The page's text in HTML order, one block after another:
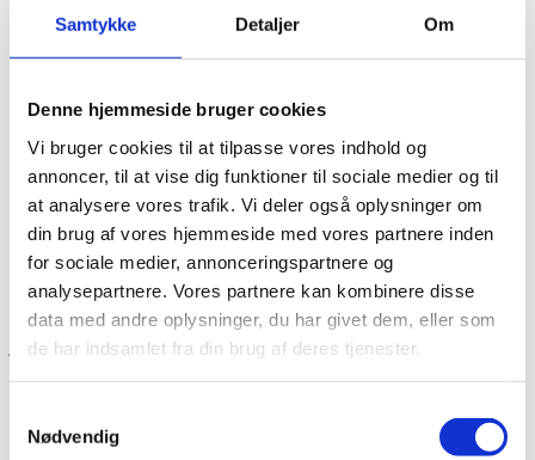
Samtykke Detaljer Om
Denne hjemmeside bruger cookies
Vi bruger cookies til at tilpasse vores indhold og
annoncer, til at vise dig funktioner til sociale medier og til
at analysere vores trafik. Vi deler også oplysninger om
din brug af vores hjemmeside med vores partnere inden
for sociale medier, annonceringspartnere og
analysepartnere. Vores partnere kan kombinere disse
data med andre oplysninger, du har givet dem, eller som
de har indsamlet fra din brug af deres tjenester.
Nødvendig
SPAR OP TIL 70%
SE ALLE SALE TILBUD
officielle SALE kampagne er 27. dec. – 24. jan. Tilbuddene gælder i
den angivne periode, så længe lager haves, medmindre andet er
angivet og kan ikke kombineres med andre tilbud og promotions.
Der tages forbehold for trykfejl, ændringer og udsolgte varer.
ÅBNINGSTIDER
Alle dage…….. 10-19
Relevante nyheder & events
juni 2026